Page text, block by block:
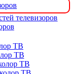
телевизоров
ТВ
ТВ
ТВ